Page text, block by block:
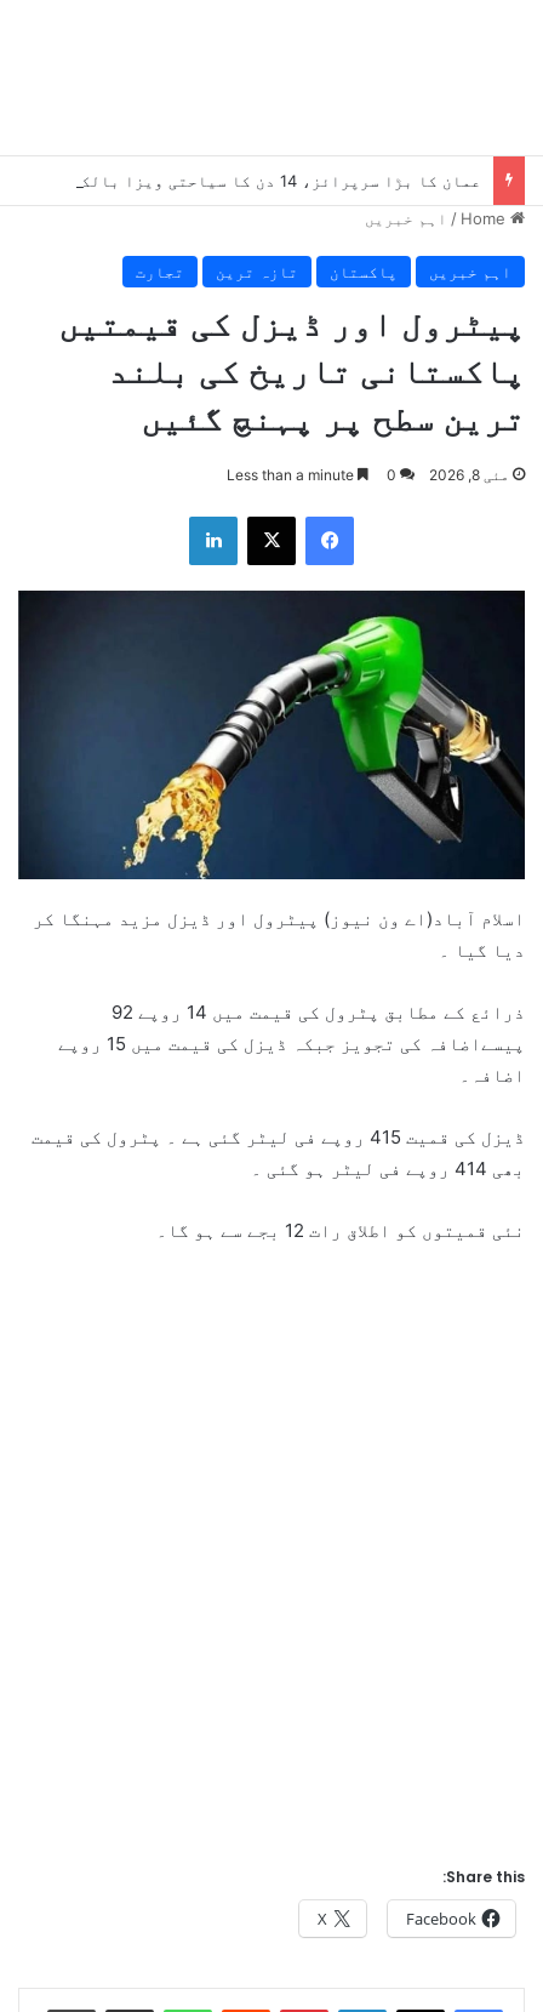
/ اہم خبریں
اہم خبریں پاکستان تازہ ترین تجارت
پیٹرول اور ڈیزل کی قیمتیں
پاکستانی تاریخ کی بلند
ترین سطح پر پہنچ گئیں
مئی 8, 2026 0
اسلام آباد(اے ون نیوز) پیٹرول اور ڈیزل مزید مہنگا کر
دیا گیا ۔
ذرائع کے مطابق پٹرول کی قیمت میں 14 روپے 92
پیسےاضافہ کی تجویز جبکہ ڈیزل کی قیمت میں 15 روپے
اضافہ۔
ڈیزل کی قمیت 415 روپے فی لیٹر گئی ہے ۔ پٹرول کی قیمت
بھی 414 روپے فی لیٹر ہو گئی ۔
نئی قمیتوں کو اطلاق رات 12 بجے سے ہو گا۔
Share this:
Facebook
X